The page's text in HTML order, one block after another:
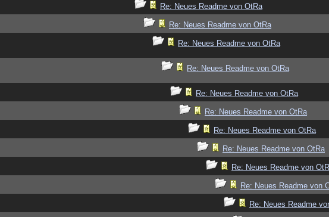
Re: Neues Readme von OtRa
Re: Neues Readme von OtRa
Re: Neues Readme von OtRa
Re: Neues Readme von OtRa
Re: Neues Readme von OtRa
Re: Neues Readme von OtRa
Re: Neues Readme von OtRa
Re: Neues Readme von OtRa
Re: Neues Readme von
Re: Neues Readme von
Re: Neues Readme